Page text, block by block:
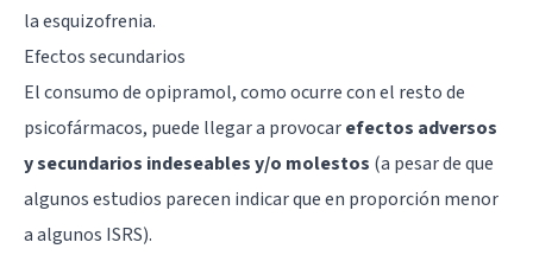
la esquizofrenia.
Efectos secundarios
El consumo de opipramol, como ocurre con el resto de
psicofármacos, puede llegar a provocarefectos adversos
y secundarios indeseables y/o molestos (a pesar de que
algunos estudios parecen indicar que en proporción menor
a algunos ISRS).